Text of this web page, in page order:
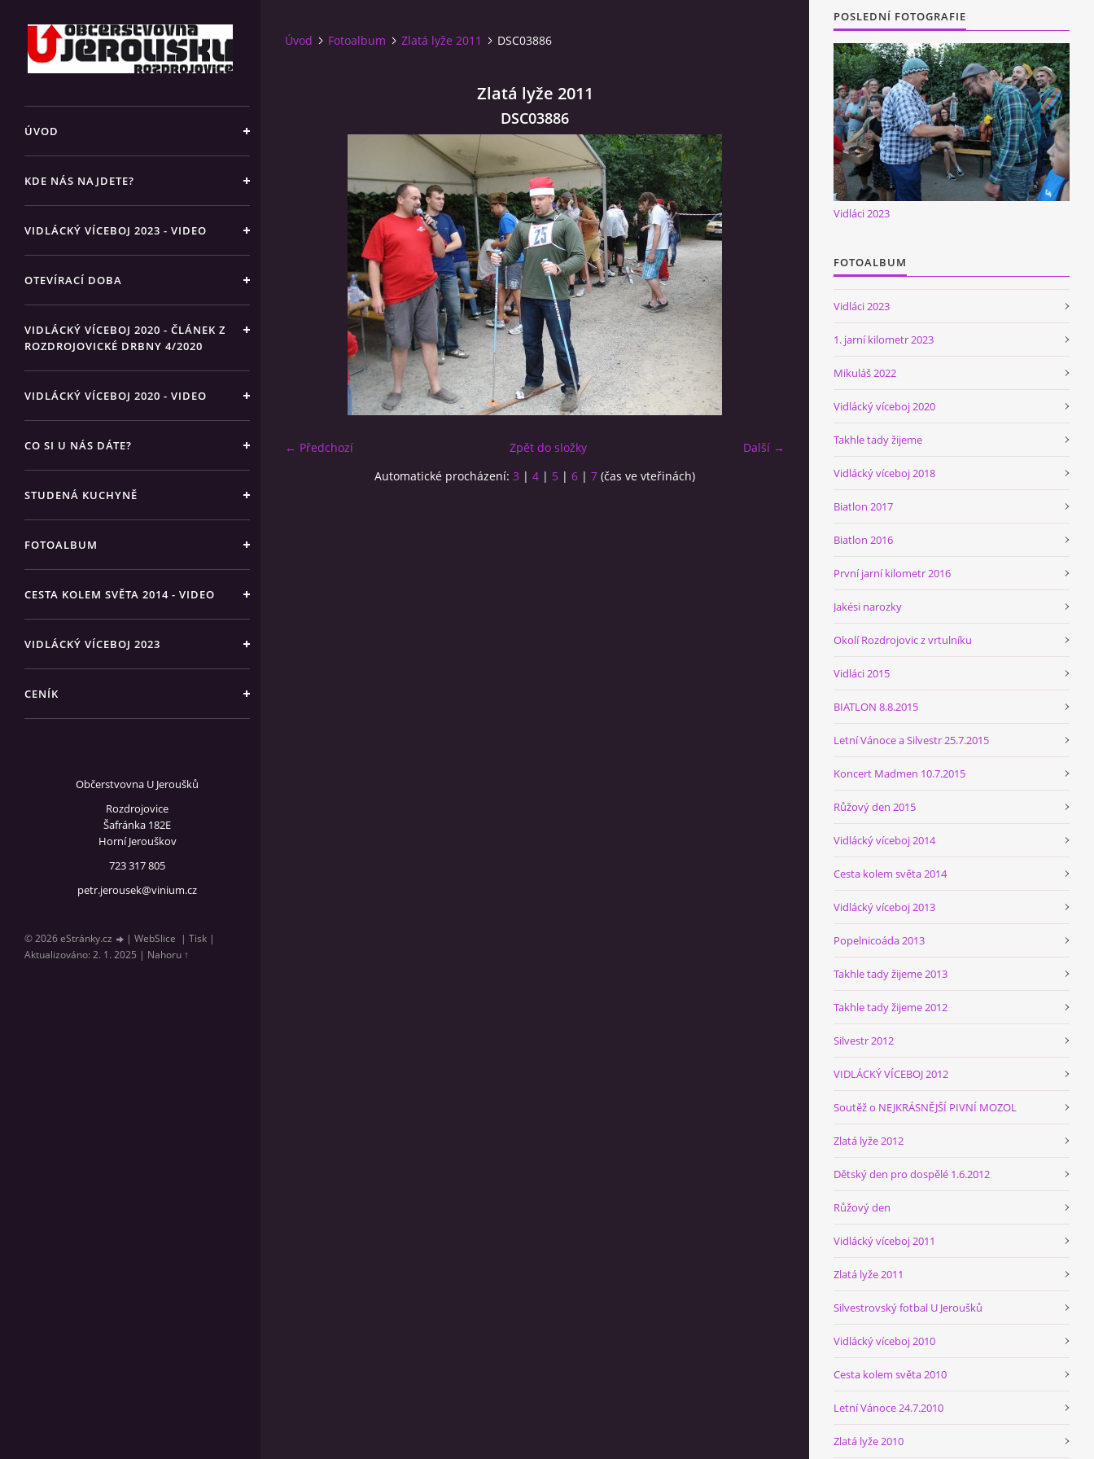
ÚVOD
KDE NÁS NAJDETE?
VIDLÁCKÝ VÍCEBOJ 2023 - VIDEO
OTEVÍRACÍ DOBA
VIDLÁCKÝ VÍCEBOJ 2020 - ČLÁNEK Z
ROZDROJOVICKÉ DRBNY 4/2020
VIDLÁCKÝ VÍCEBOJ 2020 - VIDEO
CO SI U NÁS DÁTE?
STUDENÁ KUCHYNĚ
FOTOALBUM
CESTA KOLEM SVĚTA 2014 - VIDEO
VIDLÁCKÝ VÍCEBOJ 2023
CENÍK
Občerstvovna U Jeroušků
Rozdrojovice
Šafránka 182E
Horní Jerouškov
723 317 805
petr.jerousek@vinium.cz
© 2026 eStránky.cz | WebSlice | Tisk |
Aktualizováno: 2. 1. 2025 | Nahoru ↑
Úvod Fotoalbum Zlatá lyže 2011 DSC03886
Zlatá lyže 2011
DSC03886
← Předchozí Další →
Zpět do složky
Automatické procházení: 3 | 4 | 5 | 6 | 7 (čas ve vteřinách)
POSLEDNÍ FOTOGRAFIE
Vidláci 2023
FOTOALBUM
Vidláci 2023
1. jarní kilometr 2023
Mikuláš 2022
Vidlácký víceboj 2020
Takhle tady žijeme
Vidlácký víceboj 2018
Biatlon 2017
Biatlon 2016
První jarní kilometr 2016
Jakési narozky
Okolí Rozdrojovic z vrtulníku
Vidláci 2015
BIATLON 8.8.2015
Letní Vánoce a Silvestr 25.7.2015
Koncert Madmen 10.7.2015
Růžový den 2015
Vidlácký víceboj 2014
Cesta kolem světa 2014
Vidlácký víceboj 2013
Popelnicoáda 2013
Takhle tady žijeme 2013
Takhle tady žijeme 2012
Silvestr 2012
VIDLÁCKÝ VÍCEBOJ 2012
Soutěž o NEJKRÁSNĚJŠÍ PIVNÍ MOZOL
Zlatá lyže 2012
Dětský den pro dospělé 1.6.2012
Růžový den
Vidlácký víceboj 2011
Zlatá lyže 2011
Silvestrovský fotbal U Jeroušků
Vidlácký víceboj 2010
Cesta kolem světa 2010
Letní Vánoce 24.7.2010
Zlatá lyže 2010